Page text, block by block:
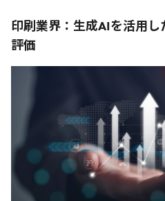
印刷業界：生成AIを活用
評価